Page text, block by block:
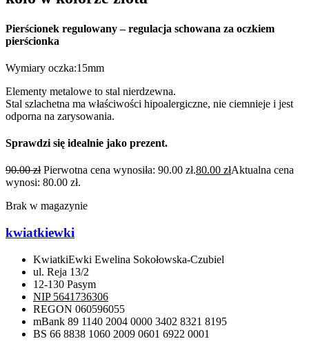
Pierścionek regulowany – regulacja schowana za oczkiem
pierścionka
Wymiary oczka:15mm
Elementy metalowe to stal nierdzewna.
Stal szlachetna ma właściwości hipoalergiczne, nie ciemnieje i jest
odporna na zarysowania.
Sprawdzi się idealnie jako prezent.
90.00zł Pierwotna cena wynosiła: 90.00 zł.80.00 złAktualna cena
wynosi: 80.00 zł.
Brak w magazynie
kwiatkiewki
KwiatkiEwki Ewelina Sokołowska-Czubiel
ul. Reja 13/2
12-130 Pasym
NIP 5641736306
REGON 060596055
mBank 89 1140 2004 0000 3402 8321 8195
BS 66 8838 1060 2009 0601 6922 0001